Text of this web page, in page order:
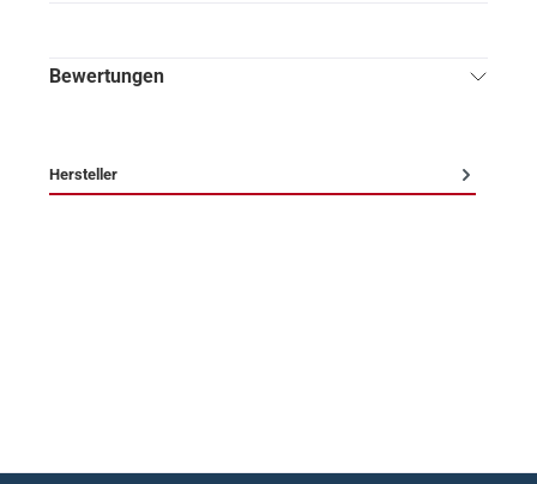
Bewertungen
Hersteller